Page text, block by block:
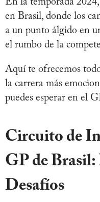
en Brasil, donde los
a un punto álgido en
el rumbo de la
Aquí te ofrecemos
la carrera más
puedes esperar en el
Circuito de
GP de
Desafíos